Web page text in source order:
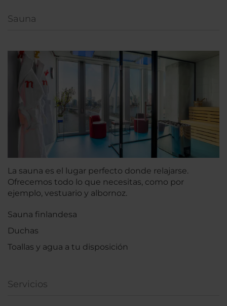
Sauna
La sauna es el lugar perfecto donde relajarse.
Ofrecemos todo lo que necesitas, como por
ejemplo, vestuario y albornoz.
Sauna finlandesa
Duchas
Toallas y agua a tu disposición
Servicios